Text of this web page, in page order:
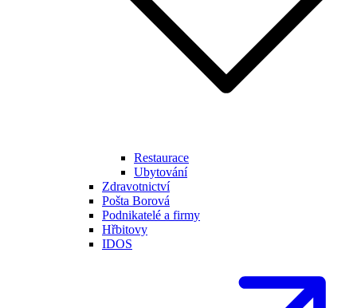
Restaurace
Ubytování
Zdravotnictví
Pošta Borová
Podnikatelé a firmy
Hřbitovy
IDOS